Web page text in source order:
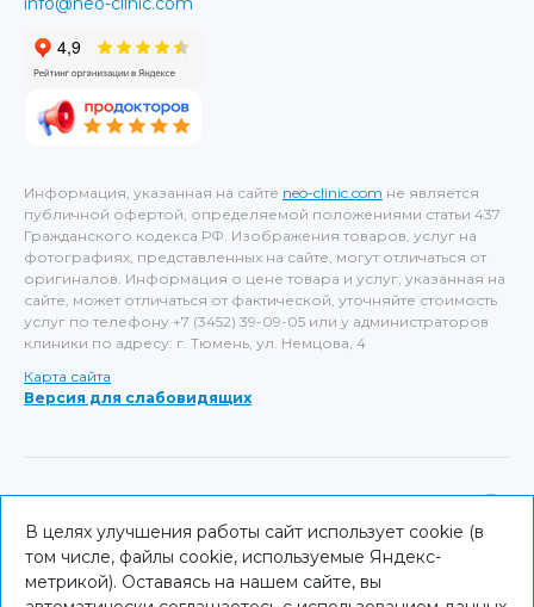
Информация, указанная на сайте neo-clinic.com не является
публичной офертой, определяемой положениями статьи 437
Гражданского кодекса РФ. Изображения товаров, услуг на
фотографиях, представленных на сайте, могут отличаться от
оригиналов. Информация о цене товара и услуг, указанная на
сайте, может отличаться от фактической, уточняйте стоимость
услуг по телефону +7 (3452) 39-09-05 или у администраторов
клиники по адресу: г. Тюмень, ул. Немцова, 4
Карта сайта
Версия для слабовидящих
© NEO Clinic — 2026
КОНСУЛЬТАЦИЯ СПЕЦИАЛИСТА
В целях улучшения работы сайт использует cookie (в
том числе, файлы cookie, используемые Яндекс-
метрикой). Оставаясь на нашем сайте, вы